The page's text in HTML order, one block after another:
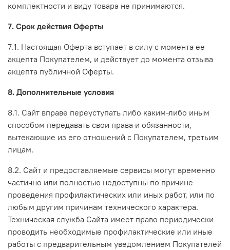
комплектности и виду товара не принимаются.
7. Срок действия Оферты
7.1. Настоящая Оферта вступает в силу с момента ее
акцепта Покупателем, и действует до момента отзыва
акцепта публичной Оферты.
8. Дополнительные условия
8.1. Сайт вправе переуступать либо каким-либо иным
способом передавать свои права и обязанности,
вытекающие из его отношений с Покупателем, третьим
лицам.
8.2. Сайт и предоставляемые сервисы могут временно
частично или полностью недоступны по причине
проведения профилактических или иных работ, или по
любым другим причинам технического характера.
Техническая служба Сайта имеет право периодически
проводить необходимые профилактические или иные
работы с предварительным уведомлением Покупателей